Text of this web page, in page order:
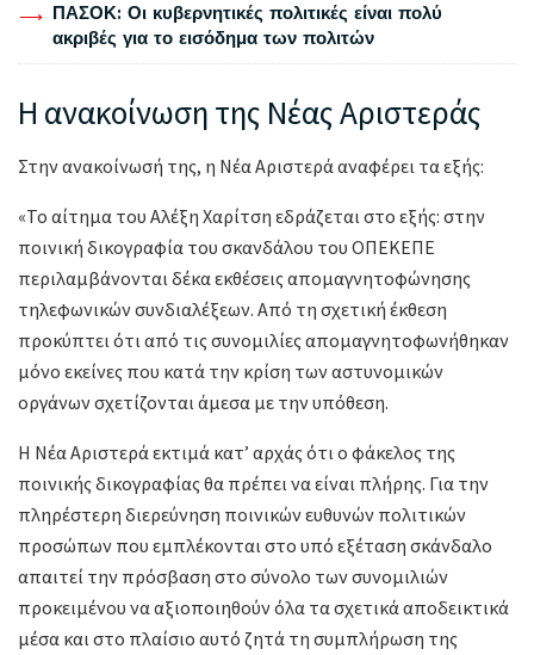
ΠΑΣΟΚ: Οι κυβερνητικές πολιτικές είναι πολύ
ακριβές για το εισόδημα των πολιτών
Η ανακοίνωση της Νέας Αριστεράς
Στην ανακοίνωσή της, η Νέα Αριστερά αναφέρει τα εξής:
«Το αίτημα του Αλέξη Χαρίτση εδράζεται στο εξής: στην
ποινική δικογραφία του σκανδάλου του ΟΠΕΚΕΠΕ
περιλαμβάνονται δέκα εκθέσεις απομαγνητοφώνησης
τηλεφωνικών συνδιαλέξεων. Από τη σχετική έκθεση
προκύπτει ότι από τις συνομιλίες απομαγνητοφωνήθηκαν
μόνο εκείνες που κατά την κρίση των αστυνομικών
οργάνων σχετίζονται άμεσα με την υπόθεση.
Η Νέα Αριστερά εκτιμά κατ’ αρχάς ότι ο φάκελος της
ποινικής δικογραφίας θα πρέπει να είναι πλήρης. Για την
πληρέστερη διερεύνηση ποινικών ευθυνών πολιτικών
προσώπων που εμπλέκονται στο υπό εξέταση σκάνδαλο
απαιτεί την πρόσβαση στο σύνολο των συνομιλιών
προκειμένου να αξιοποιηθούν όλα τα σχετικά αποδεικτικά
μέσα και στο πλαίσιο αυτό ζητά τη συμπλήρωση της